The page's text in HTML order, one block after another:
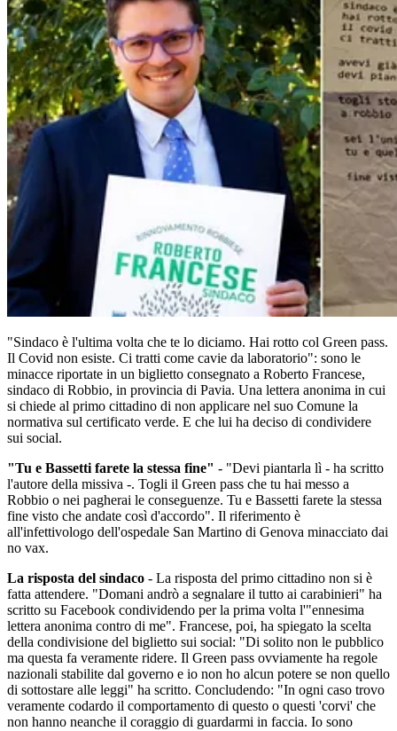
"Sindaco è l'ultima volta che te lo diciamo. Hai rotto col Green pass.
Il Covid non esiste. Ci tratti come cavie da laboratorio": sono le
minacce riportate in un biglietto consegnato a Roberto Francese,
sindaco di Robbio, in provincia di Pavia. Una lettera anonima in cui
si chiede al primo cittadino di non applicare nel suo Comune la
normativa sul certificato verde. E che lui ha deciso di condividere
sui social.
"Tu e Bassetti farete la stessa fine" - "Devi piantarla lì - ha scritto
l'autore della missiva -. Togli il Green pass che tu hai messo a
Robbio o nei pagherai le conseguenze. Tu e Bassetti farete la stessa
fine visto che andate così d'accordo". Il riferimento è
all'infettivologo dell'ospedale San Martino di Genova minacciato dai
no vax.
La risposta del sindaco - La risposta del primo cittadino non si è
fatta attendere. "Domani andrò a segnalare il tutto ai carabinieri" ha
scritto su Facebook condividendo per la prima volta l'"ennesima
lettera anonima contro di me". Francese, poi, ha spiegato la scelta
della condivisione del biglietto sui social: "Di solito non le pubblico
ma questa fa veramente ridere. Il Green pass ovviamente ha regole
nazionali stabilite dal governo e io non ho alcun potere se non quello
di sottostare alle leggi" ha scritto. Concludendo: "In ogni caso trovo
veramente codardo il comportamento di questo o questi 'corvi' che
non hanno neanche il coraggio di guardarmi in faccia. Io sono